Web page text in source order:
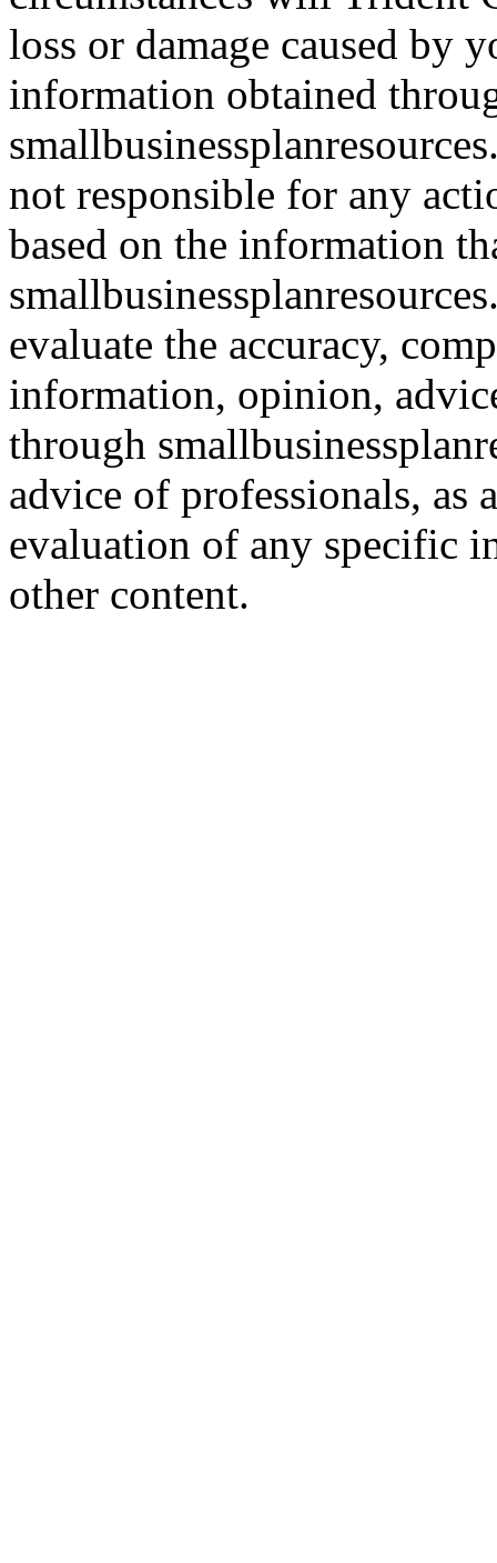
loss or damage caused by
information obtained
not responsible for any
based on the information
evaluate the accuracy,
information, opinion,
through
advice of professionals, as
evaluation of any specific
other content.